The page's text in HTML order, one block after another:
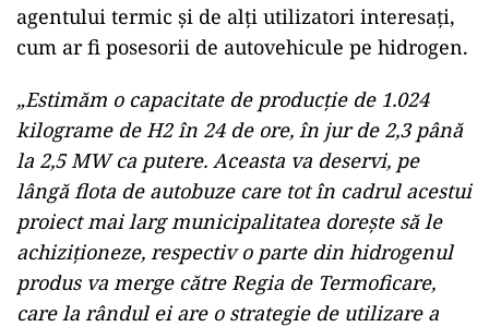
agentului termic și de alți utilizatori interesați,
cum ar fi posesorii de autovehicule pe hidrogen.
„Estimăm o capacitate de producție de 1.024
kilograme de H2 în 24 de ore, în jur de 2,3 până
la 2,5 MW ca putere. Aceasta va deservi, pe
lângă flota de autobuze care tot în cadrul acestui
proiect mai larg municipalitatea dorește să le
achiziționeze, respectiv o parte din hidrogenul
produs va merge către Regia de Termoficare,
care la rândul ei are o strategie de utilizare a